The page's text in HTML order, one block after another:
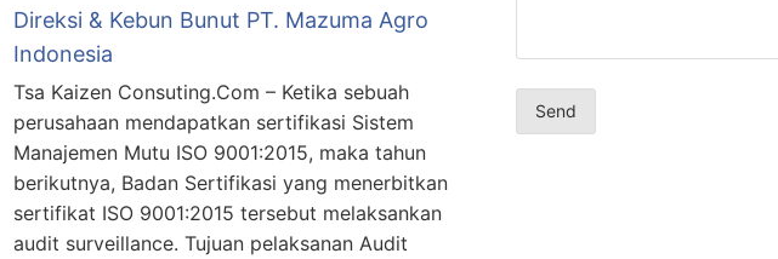
Direksi & Kebun Bunut PT. Mazuma Agro
Indonesia
Tsa Kaizen Consuting.Com – Ketika sebuah
perusahaan mendapatkan sertifikasi Sistem
Manajemen Mutu ISO 9001:2015, maka tahun
berikutnya, Badan Sertifikasi yang menerbitkan
sertifikat ISO 9001:2015 tersebut melaksankan
audit surveillance. Tujuan pelaksanan Audit